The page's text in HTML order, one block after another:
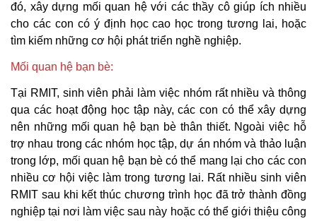
đó, xây dựng mối quan hệ với các thầy cô giúp ích nhiều
cho các con có ý định học cao học trong tương lai, hoặc
tìm kiếm những cơ hội phát triển nghề nghiệp.
Mối quan hệ bạn bè:
Tại RMIT, sinh viên phải làm việc nhóm rất nhiều và thông
qua các hoạt động học tập này, các con có thể xây dựng
nên những mối quan hệ bạn bè thân thiết. Ngoài việc hỗ
trợ nhau trong các nhóm học tập, dự án nhóm và thảo luận
trong lớp, mối quan hệ bạn bè có thể mang lại cho các con
nhiều cơ hội việc làm trong tương lai. Rất nhiều sinh viên
RMIT sau khi kết thúc chương trình học đã trở thành đồng
nghiệp tại nơi làm việc sau này hoặc có thể giới thiệu công